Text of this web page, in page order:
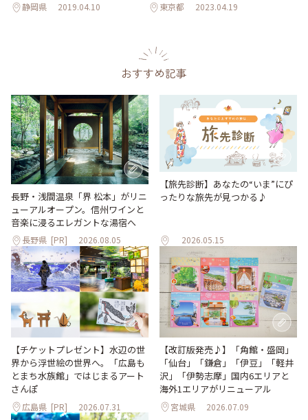
静岡県 2019.04.10 東京都 2023.04.19
おすすめ記事
長野・浅間温泉「界 松本」がリニ
ューアルオープン。信州ワインと
音楽に浸るエレガントな湯宿へ
長野県 [PR] 2026.08.05
【旅先診断】あなたの“いま”にぴ
ったりな旅先が見つかる♪
2026.05.15
【チケットプレゼント】水辺の世
界から浮世絵の世界へ。「広島も
とまち水族館」ではじまるアート
さんぽ
広島県 [PR] 2026.07.31
【改訂版発売♪】「角館・盛岡」
「仙台」「鎌倉」「伊豆」「軽井
沢」「伊勢志摩」国内6エリアと
海外1エリアがリニューアル
宮城県 2026.07.09